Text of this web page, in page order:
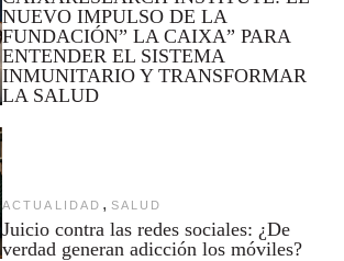
NUEVO IMPULSO DE LA
FUNDACIÓN” LA CAIXA” PARA
ENTENDER EL SISTEMA
INMUNITARIO Y TRANSFORMAR
LA SALUD
ACTUALIDAD , SALUD
Juicio contra las redes sociales: ¿De
verdad generan adicción los móviles?